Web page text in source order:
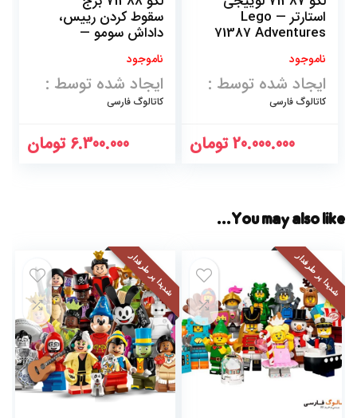
استارتر — Lego
71387 Adventures
with Luigi Starter
Course
ناموجود
ایجاد شده توسط :
کاتالوگ فارسی
20.000.000تومان
سقوط کردن رییس،
داداش سومو —
Lego Boss Sumo
Bro Topple Tower
ناموجود
ایجاد شده توسط :
کاتالوگ فارسی
6.300.000 تومان
You may also like…
شدیدا پر طرفدار شدیدا پر طرفدار